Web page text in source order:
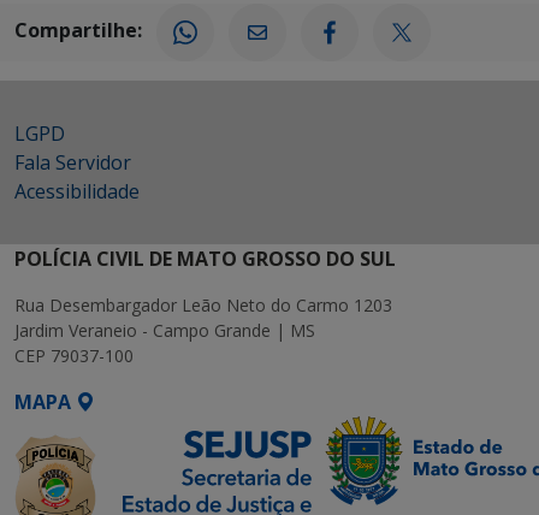
Compartilhe:
LGPD
Fala Servidor
Acessibilidade
POLÍCIA CIVIL DE MATO GROSSO DO SUL
Rua Desembargador Leão Neto do Carmo 1203
Jardim Veraneio - Campo Grande | MS
CEP 79037-100
MAPA